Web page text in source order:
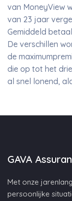
van MoneyView
van 23 jaar
Gemiddeld
De verschillen
de
die op tot het
al snel lonend,
GAVA
Met onze
persoonlijke